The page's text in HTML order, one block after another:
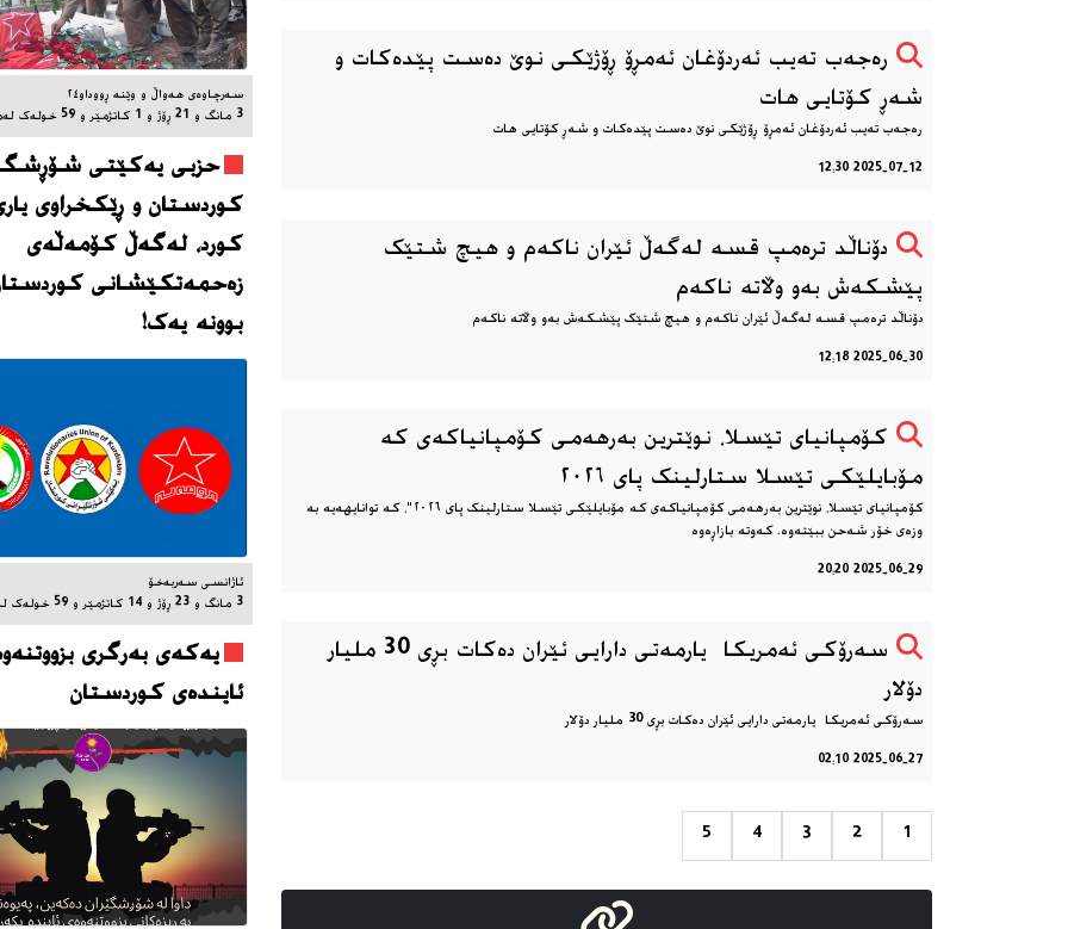
رەجەب تەیب ئەردۆغان ئەمڕۆ ڕۆژێكی نوێ دەست پێدەکات و
شەڕ كۆتایی هات
رەجەب تەیب ئەردۆغان ئەمڕۆ ڕۆژێكی نوێ دەست پێدەکات و شەڕ كۆتایی هات
2025-07-12 12:30
دۆناڵد ترەمپ قسە لەگەڵ ئێران ناکەم و هیچ شتێک
پێشکەش بەو وڵاتە ناکەم
دۆناڵد ترەمپ قسە لەگەڵ ئێران ناکەم و هیچ شتێک پێشکەش بەو وڵاتە ناکەم
2025-06-30 12:18
کۆمپانیای تێسلا، نوێترین بەرهەمی کۆمپانیاکەی کە
مۆبایلێکی تێسلا ستارلینک پای ٢٠٢٦
کۆمپانیای تێسلا، نوێترین بەرهەمی کۆمپانیاکەی کە مۆبایلێکی تێسلا ستارلینک پای ٢٠٢٦"، کە توانایهەیە بە
وزەی خۆر شەحن ببێتەوە. کەوتە بازاڕەوە
2025-06-29 20:20
سەرۆکی ئەمریکا ‎ یارمەتی دارایی ئێران دەکات بڕی 30 ملیار
دۆلار
سەرۆکی ئەمریکا ‎ یارمەتی دارایی ئێران دەکات بڕی 30 ملیار دۆلار
2025-06-27 02:10
1
2
3
4
5
سه‌رچاوه‌ی هه‌واڵ و وێنه‌ ڕووداو٢٤
3 مانگ و 21 ڕۆژ و 1 کاتژمێر و 59 خوله‌ک له‌مه‌وپێش‌
حزبی یەکێتی
کوردستان و ڕێکخراوی
کورد، له‌گه‌ڵ کۆمەڵەی
زەحمەتکێشانی
بوونه‌ یه‌ک!
ئاژانسی سه‌ربه‌خۆ
3 مانگ و 23 ڕۆژ و 14 کاتژمێر و 59 خوله‌ک له‌مه‌وپێش‌
یه‌که‌ی به‌رگری
ئاینده‌ی کوردستان